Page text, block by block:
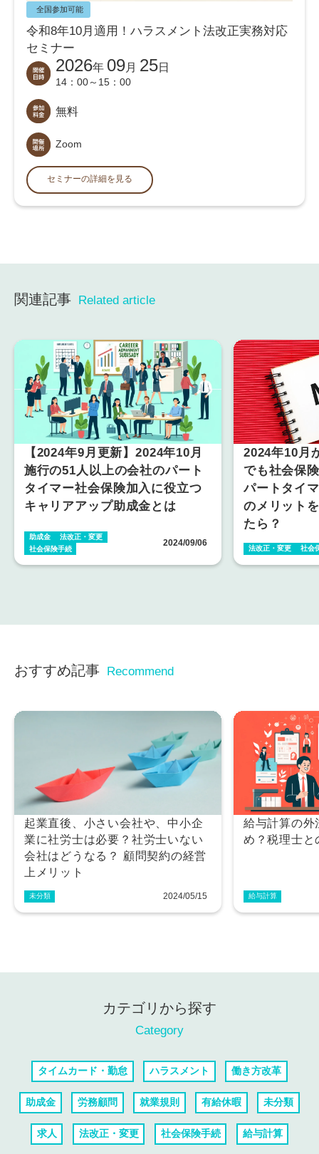
全国参加可能
令和8年10月適用！ハラスメント法改正実務対応
セミナー
2026年 09月 25日
14：00～15：00
無料
Zoom
セミナーの詳細を見る
関連記事 Related article
【2024年9月更新】2024年10月
施行の51人以上の会社のパート
タイマー社会保険加入に役立つ
キャリアアップ助成金とは
助成金
法改正・変更
社会保険手続
2024/09/06
2024年10月
でも社会保
パートタイ
のメリット
たら？
法改正・変更 社会
おすすめ記事 Recommend
起業直後、小さい会社や、中小企
業に社労士は必要？社労士いない
会社はどうなる？ 顧問契約の経営
上メリット
未分類 2024/05/15
給与計算の外
め？税理士と
給与計算
カテゴリから探す
Category
タイムカード・勤怠 ハラスメント 働き方改革
助成金 労務顧問 就業規則 有給休暇 未分類
求人 法改正・変更 社会保険手続 給与計算